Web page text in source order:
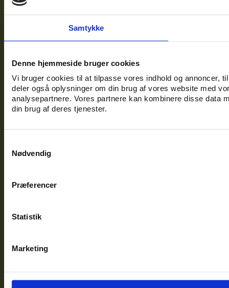
Samtykke
Denne hjemmeside bruger cookies
Vi bruger cookies til at tilpasse vores indhold og annoncer,
deler også oplysninger om din brug af vores website med
analysepartnere. Vores partnere kan kombinere disse data
din brug af deres tjenester.
Nødvendig
Præferencer
Statistik
Marketing